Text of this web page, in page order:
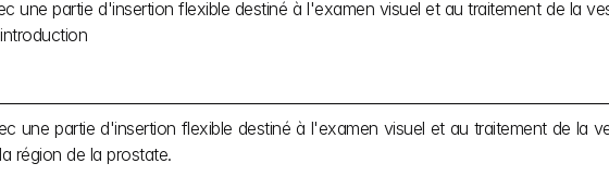
une partie d'insertion flexible destiné à l'examen visuel et au traitement de la
une partie d'insertion flexible destiné à l'examen visuel et au traitement de la
région de la prostate.